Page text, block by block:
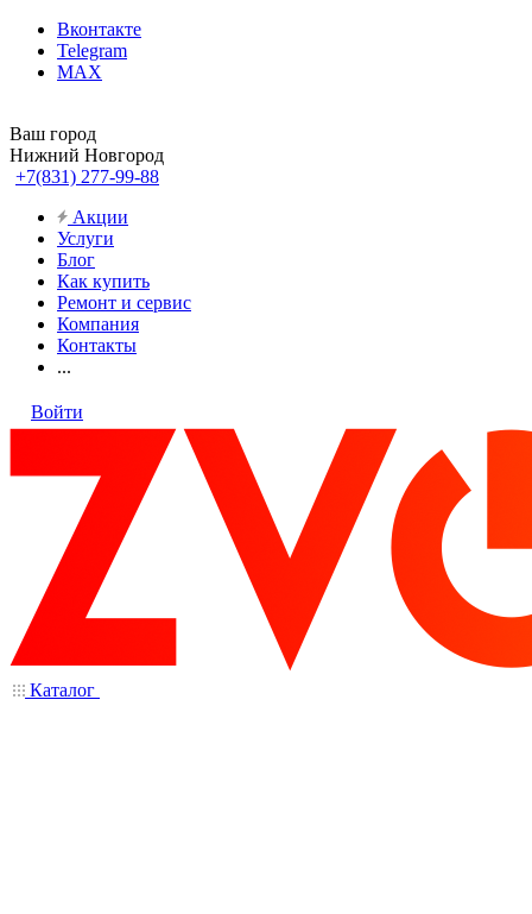
Вконтакте
Telegram
MAX
Ваш город
Нижний Новгород
+7(831) 277-99-88
Акции
Услуги
Блог
Как купить
Ремонт и сервис
Компания
Контакты
...
Войти
Каталог